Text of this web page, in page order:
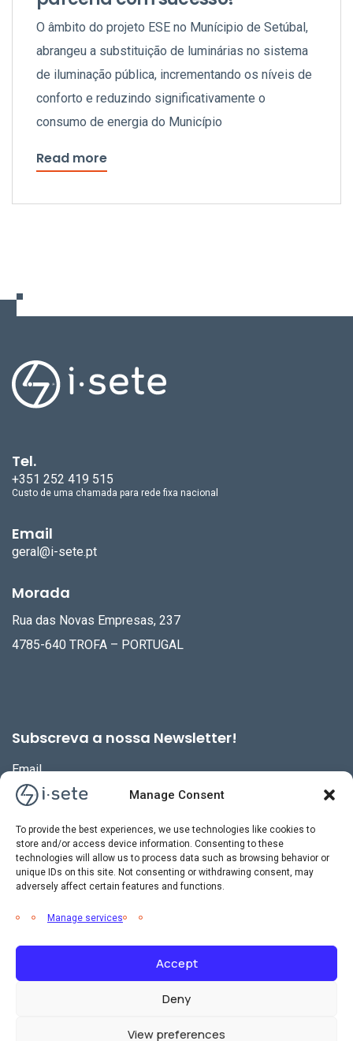
Manage Consent
To provide the best experiences, we use technologies like cookies to
store and/or access device information. Consenting to these
technologies will allow us to process data such as browsing behavior or
unique IDs on this site. Not consenting or withdrawing consent, may
adversely affect certain features and functions.
Manage services
Accept
Deny
View preferences
O âmbito do projeto ESE no Munícipio de Setúbal,
abrangeu a substituição de luminárias no sistema
de iluminação pública, incrementando os níveis de
conforto e reduzindo significativamente o
consumo de energia do Município
Read more
Tel.
+351 252 419 515
Custo de uma chamada para rede fixa nacional
Email
geral@i-sete.pt
Morada
Rua das Novas Empresas, 237
4785-640 TROFA – PORTUGAL
Subscreva a nossa Newsletter!
Email
2026 © i-sete. All Rights Reserved.